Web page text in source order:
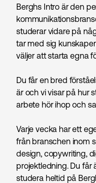
Berghs Intro är den
studerar vidare på
tar med sig
väljer att starta egna
Du får en bred
är och vi visar på hur
arbete hör ihop och
Varje vecka har ett
från branschen inom
design, copywriting,
projektledning. Du får
studera heltid på